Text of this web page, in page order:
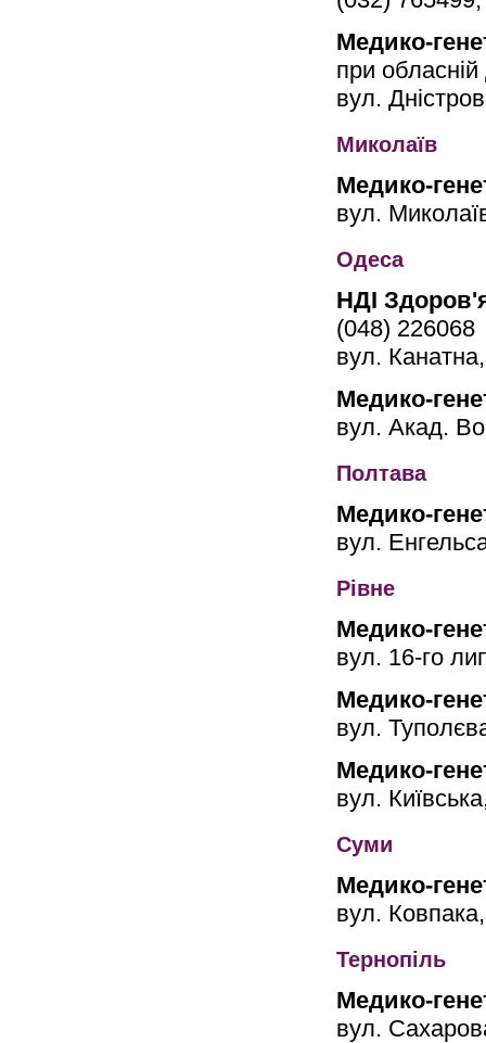
Медико-
при
вул.
Миколаїв
Медико-
вул.
Одеса
НДІ
(048) 226068
вул.
Медико-
вул. Акад.
Полтава
Медико-
вул.
Рівне
Медико-
вул. 16-го
Медико-
вул.
Медико-
вул.
Суми
Медико-
вул.
Тернопіль
Медико-
вул.